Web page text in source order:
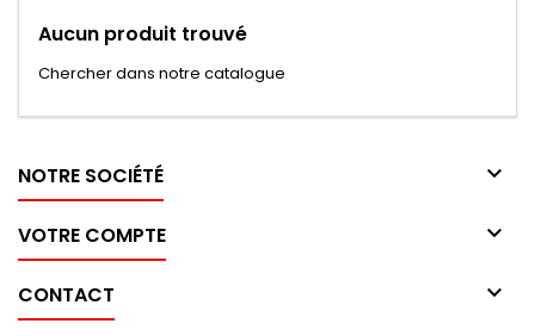
Aucun produit trouvé
Chercher dans notre catalogue
NOTRE SOCIÉTÉ 
VOTRE COMPTE 
CONTACT 